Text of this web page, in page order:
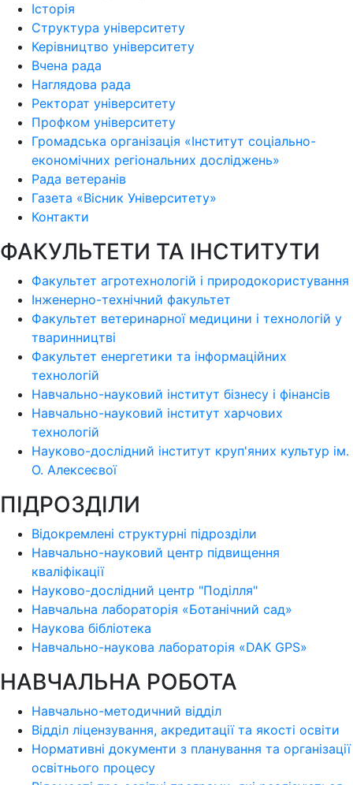
Історія
Структура університету
Керівництво університету
Вчена рада
Наглядова рада
Ректорат університету
Профком університету
Громадська організація «Інститут соціально-
економічних регіональних досліджень»
Рада ветеранів
Газета «Вісник Університету»
Контакти
ФАКУЛЬТЕТИ ТА ІНСТИТУТИ
Факультет агротехнологій і природокористування
Інженерно-технічний факультет
Факультет ветеринарної медицини і технологій у
тваринництві
Факультет енергетики та інформаційних
технологій
Навчально-науковий інститут бізнесу і фінансів
Навчально-науковий інститут харчових
технологій
Науково-дослідний інститут круп'яних культур ім.
О. Алексеєвої
ПІДРОЗДІЛИ
Відокремлені структурні підрозділи
Навчально-науковий центр підвищення
кваліфікації
Науково-дослідний центр "Поділля"
Навчальна лабораторія «Ботанічний сад»
Наукова бібліотека
Навчально-наукова лабораторія «DAK GPS»
НАВЧАЛЬНА РОБОТА
Навчально-методичний відділ
Відділ ліцензування, акредитації та якості освіти
Нормативні документи з планування та організації
освітнього процесу